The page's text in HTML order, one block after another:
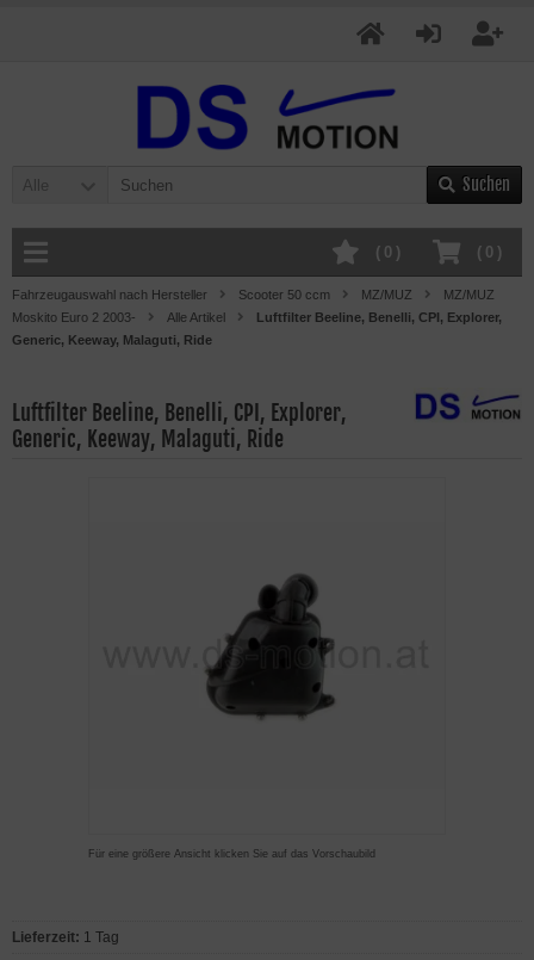
Alle Suchen
( 0 )
( 0 )
Fahrzeugauswahl nach Hersteller Scooter 50 ccm MZ/MUZ
MZ/MUZ
Moskito Euro 2 2003-
Alle Artikel
Luftfilter Beeline, Benelli, CPI, Explorer,
Generic, Keeway, Malaguti, Ride
Luftfilter Beeline, Benelli, CPI, Explorer,
Generic, Keeway, Malaguti, Ride
Für eine größere Ansicht klicken Sie auf das Vorschaubild
Lieferzeit: 1 Tag